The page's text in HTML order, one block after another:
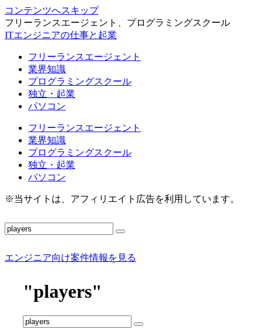
コンテンツへスキップ
フリーランスエージェント、プログラミングスクール
ITエンジニアの仕事と起業
フリーランスエージェント
業界知識
プログラミングスクール
独立・起業
パソコン
フリーランスエージェント
業界知識
プログラミングスクール
独立・起業
パソコン
※当サイトは、アフィリエイト広告を利用しています。
エンジニア向け案件情報を見る
"players"